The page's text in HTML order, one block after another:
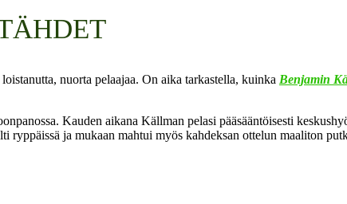
nuorta pelaajaa. On aika tarkastella, kuinka Benjamin
Kauden aikana Källman pelasi pääsääntöisesti
ryppäissä ja mukaan mahtui myös kahdeksan ottelun maaliton